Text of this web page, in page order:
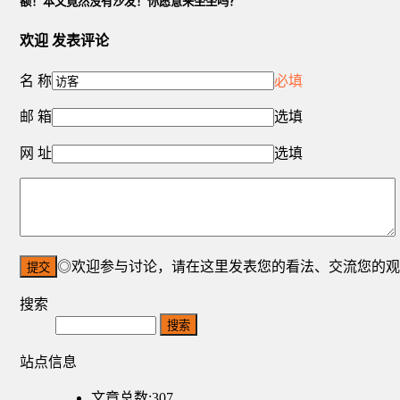
欢迎 发表评论
名 称 必填
邮 箱 选填
网 址 选填
◎欢迎参与讨论，请在这里发表您的看法、交流您的
搜索
Search
站点信息